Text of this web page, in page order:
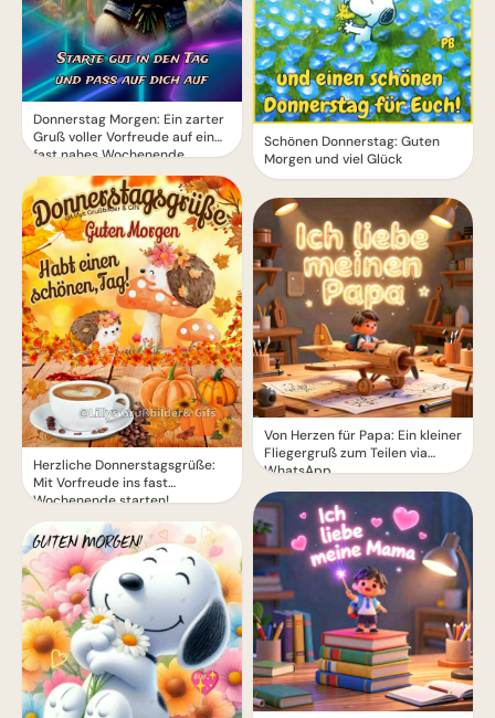
Donnerstag Morgen: Ein zarter
Gruß voller Vorfreude auf ein
fast nahes Wochenende
Herzliche Donnerstagsgrüße:
Mit Vorfreude ins fast
Wochenende starten!
Schönen Donnerstag: Guten
Morgen und viel Glück
Von Herzen für Papa: Ein kleiner
Fliegergruß zum Teilen via
WhatsApp